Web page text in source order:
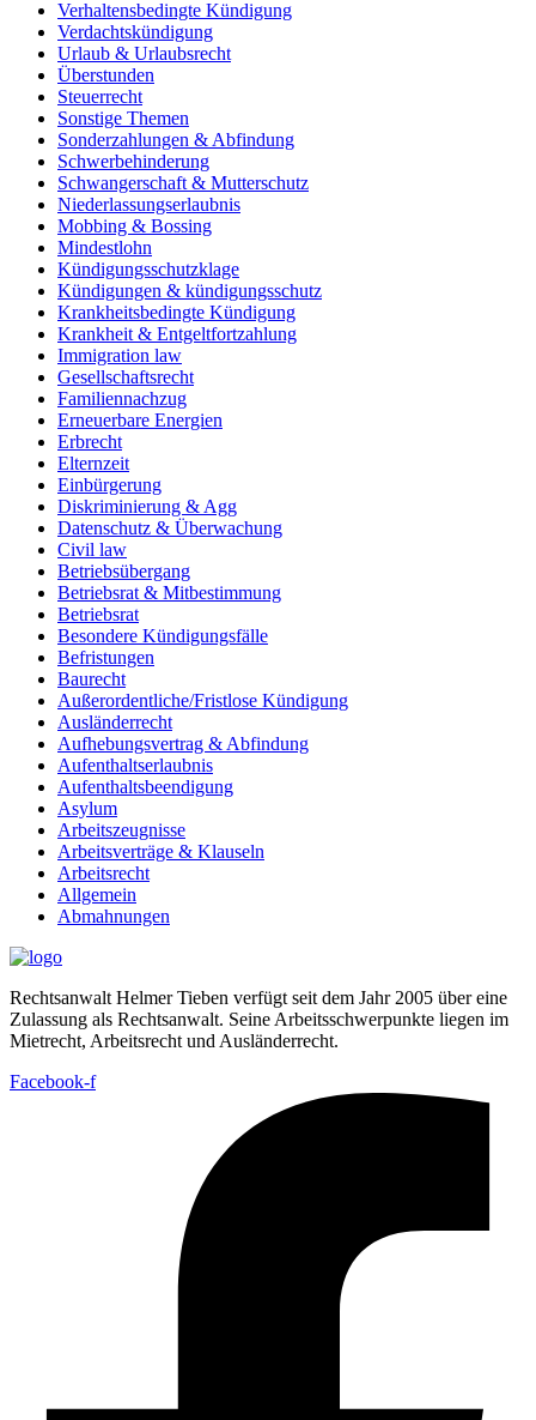
Verhaltensbedingte Kündigung
Verdachtskündigung
Urlaub & Urlaubsrecht
Überstunden
Steuerrecht
Sonstige Themen
Sonderzahlungen & Abfindung
Schwerbehinderung
Schwangerschaft & Mutterschutz
Niederlassungserlaubnis
Mobbing & Bossing
Mindestlohn
Kündigungsschutzklage
Kündigungen & kündigungsschutz
Krankheitsbedingte Kündigung
Krankheit & Entgeltfortzahlung
Immigration law
Gesellschaftsrecht
Familiennachzug
Erneuerbare Energien
Erbrecht
Elternzeit
Einbürgerung
Diskriminierung & Agg
Datenschutz & Überwachung
Civil law
Betriebsübergang
Betriebsrat & Mitbestimmung
Betriebsrat
Besondere Kündigungsfälle
Befristungen
Baurecht
Außerordentliche/Fristlose Kündigung
Ausländerrecht
Aufhebungsvertrag & Abfindung
Aufenthaltserlaubnis
Aufenthaltsbeendigung
Asylum
Arbeitszeugnisse
Arbeitsverträge & Klauseln
Arbeitsrecht
Allgemein
Abmahnungen
Rechtsanwalt Helmer Tieben verfügt seit dem Jahr 2005 über eine
Zulassung als Rechtsanwalt. Seine Arbeitsschwerpunkte liegen im
Mietrecht, Arbeitsrecht und Ausländerrecht.
Facebook-f